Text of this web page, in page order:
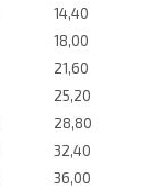
14,40
18,00
21,60
25,20
28,80
32,40
36,00